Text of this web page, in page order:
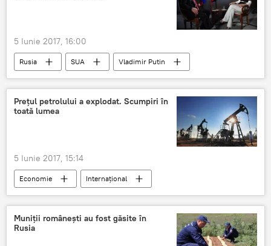
5 Iunie 2017, 16:00
Rusia SUA
Vladimir Putin
NBC
Preţul petrolului a explodat. Scumpiri în
toată lumea
5 Iunie 2017, 15:14
Economie
Internaţional
Arabia Saudită
Egipt
Emiratele Arabe Unite
Yemen
Petrol
Prețuri
Muniții românești au fost găsite în
Rusia